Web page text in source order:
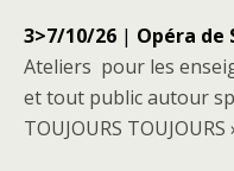
3>7/10/26 | Opéra de
Ateliers pour les
et tout public autour
TOUJOURS TOUJOURS